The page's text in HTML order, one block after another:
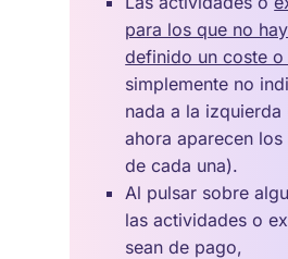
para los que no
definido un coste
simplemente no
nada a la izquierda
ahora aparecen los
de cada una).
Al pulsar sobre
las actividades o
sean de pago,